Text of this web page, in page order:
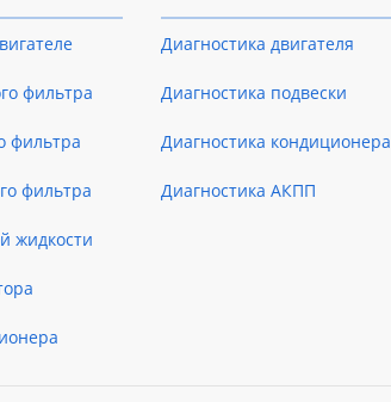
фильтра
фильтра
фильтра
жидкости
Диагностика двигателя
Диагностика подвески
Диагностика кондиционера
Диагностика АКПП